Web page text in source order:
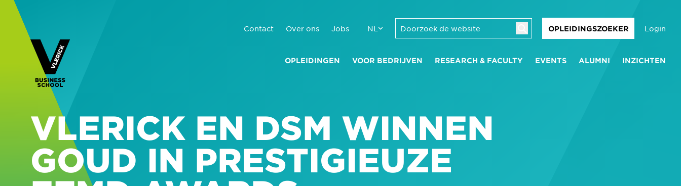
Contact Over ons Jobs NL OPLEIDINGSZOEKER Login
OPLEIDINGEN VOOR BEDRIJVEN RESEARCH & FACULTY EVENTS ALUMNI INZICHTEN
VLERICK EN DSM WINNEN
GOUD IN PRESTIGIEUZE